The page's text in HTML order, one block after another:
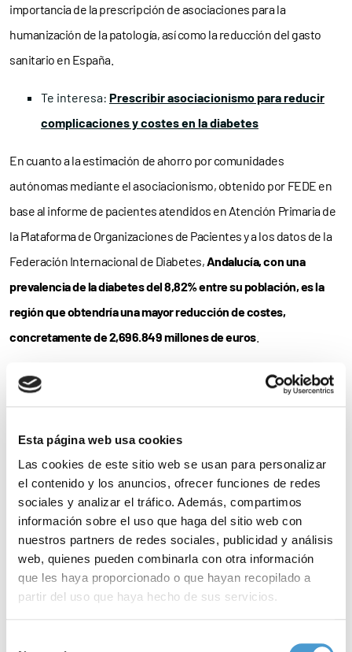
Esta página web usa cookies
Las cookies de este sitio web se usan para personalizar
el contenido y los anuncios, ofrecer funciones de redes
sociales y analizar el tráfico. Además, compartimos
información sobre el uso que haga del sitio web con
nuestros partners de redes sociales, publicidad y análisis
web, quienes pueden combinarla con otra información
que les haya proporcionado o que hayan recopilado a
partir del uso que haya hecho de sus servicios.
importancia de la prescripción de asociaciones para la
humanización de la patología, así como la reducción del gasto
sanitario en España.
Te interesa: Prescribir asociacionismo para reducir
complicaciones y costes en la diabetes
En cuanto a la estimación de ahorro por comunidades
autónomas mediante el asociacionismo, obtenido por FEDE en
base al informe de pacientes atendidos en Atención Primaria de
la Plataforma de Organizaciones de Pacientes y a los datos de la
Federación Internacional de Diabetes,Andalucía, con una
prevalencia de la diabetes del 8,82% entre su población, es la
región que obtendría una mayor reducción de costes,
concretamente de 2,696.849 millones de euros.
Por su parte, en Cataluña, donde el predominio de esta patología
es del 7,1%, el ahorro del gasto alcanzaría los 1,987.654 millones